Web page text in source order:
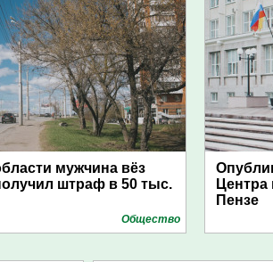
мужчина вёз
штраф в 50 тыс.
Общество
Пензе